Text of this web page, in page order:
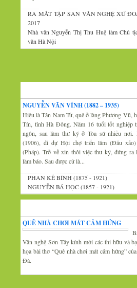
RA MẮT TẬP SAN VĂN NGHỆ XỨ
2017
Nhà văn Nguyễn Thị Thu Huệ làm Chủ
văn Hà Nội
NGUYỄN VĂN VĨNH (1882 – 1935)
Hiệu là Tân Nam Tử, quê ở làng Phượng Vũ,
Tín, tỉnh Hà Đông. Năm 16 tuổi tốt nghiệp
ngôn, sau làm thư ký ở Tòa sứ nhiều nơi.
(1906), đi dự Hội chợ triển lãm (Đấu
(Pháp). Trở về xin thôi việc thư ký, đứng ra
làm báo. Sau được cử là...
PHAN KẾ BÍNH (1875 - 1921)
NGUYỄN BÁ HỌC (1857 - 1921)
QUÊ NHÀ CHƠI MÁT CẢM HỨNG
Văn nghệ Sơn Tây kính mời các thi hữu và
họa bài thơ “Quê nhà chơi mát cảm hứng”
Đà.